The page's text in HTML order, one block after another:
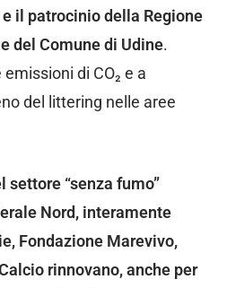
il patrocinio della Regione
del Comune di Udine.
di CO₂ e a
del littering nelle aree
settore “senza fumo”
Nord, interamente
Fondazione Marevivo,
rinnovano, anche per